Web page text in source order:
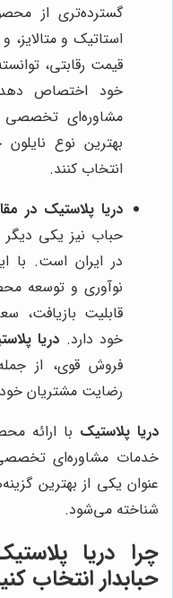
گسترده‌تری از
استاتیک و متالایز،
قیمت رقابتی،
خود اختصاص
مشاوره‌ای تخصصی
بهترین نوع
انتخاب کنند.
دریا پلاستیک در
حباب نیز یکی دیگر
در ایران است. با
نوآوری و توسعه
قابلیت
خود دارد. دریا
فروش قوی، از
رضایت مشتریان
دریا پلاستیک با ارائه
خدمات مشاوره‌ای
عنوان یکی از بهترین
شناخته می‌شود.
چرا دریا
حبابدار انتخاب